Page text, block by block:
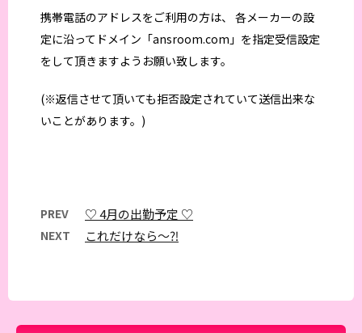
携帯電話のアドレスをご利用の方は、 各メーカーの設
定に沿ってドメイン「ansroom.com」を指定受信設定
をして頂きますようお願い致します。
(※返信させて頂いても拒否設定されていて送信出来な
いことがあります。)
PREV ♡ 4月の出勤予定 ♡
NEXT これだけなら〜⁈